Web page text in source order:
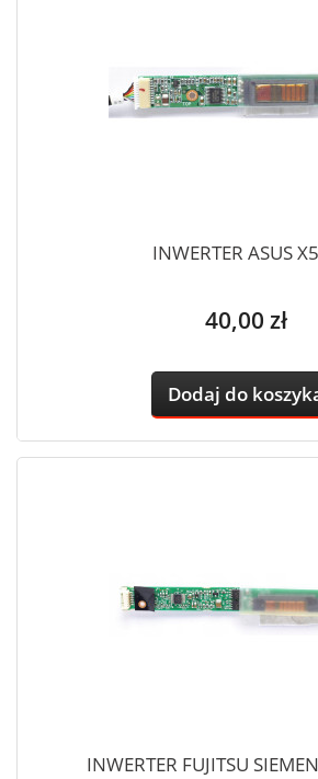
INWERTER ASUS
Cena
40,00 zł
Dodaj do
INWERTER FUJITSU